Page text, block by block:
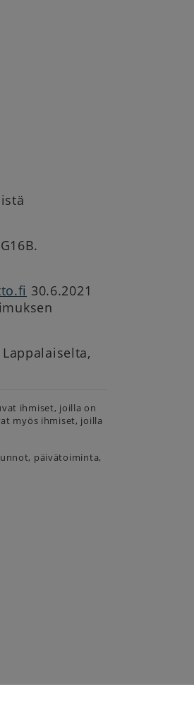
30.6.2021
ihmiset, joilla on
myös ihmiset, joilla
päivätoiminta,